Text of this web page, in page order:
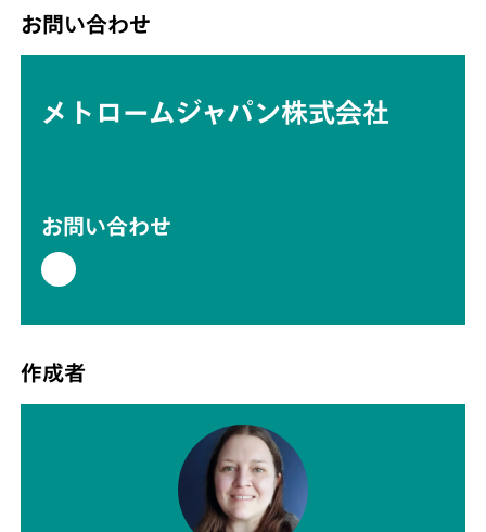
お問い合わせ
メトロームジャパン株式会社
お問い合わせ
作成者